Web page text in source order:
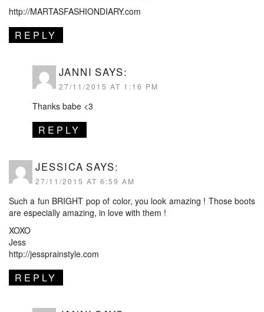
http://MARTASFASHIONDIARY.com
REPLY
JANNI SAYS:
27/11/2015 AT 1:16 PM
Thanks babe <3
REPLY
JESSICA SAYS:
27/11/2015 AT 6:59 AM
Such a fun BRIGHT pop of color, you look amazing ! Those boots
are especially amazing, in love with them !
XOXO
Jess
http://jessprainstyle.com
REPLY